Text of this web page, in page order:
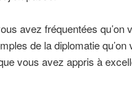
avez fréquentées qu’on
de la diplomatie qu’on
vous avez appris à